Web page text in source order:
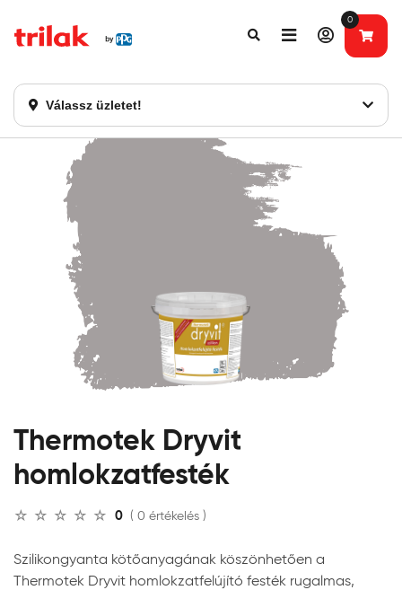
Válassz üzletet!
0
Fontos tájékoztatás!
Thermotek Dryvit
homlokzatfesték
0 ( 0 értékelés )
Szilikongyanta kötőanyagának köszönhetően a
Thermotek Dryvit homlokzatfelújító festék rugalmas,